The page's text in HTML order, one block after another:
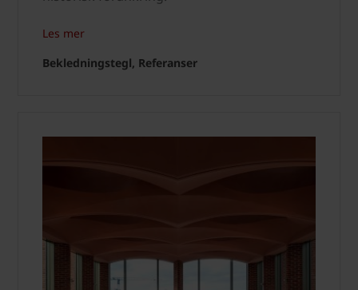
Les mer
Bekledningstegl, Referanser